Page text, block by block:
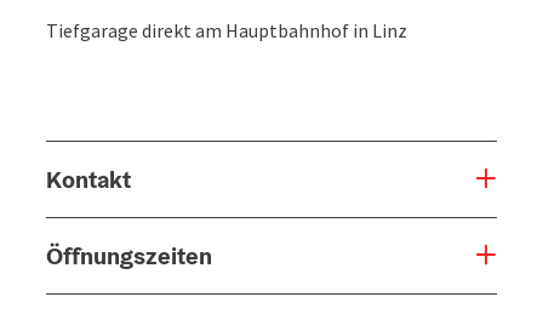
Tiefgarage direkt am Hauptbahnhof in Linz
Kontakt
Öffnungszeiten